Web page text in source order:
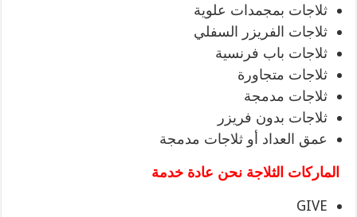
ثلاجات بمجمدات علوية
ثلاجات الفريزر السفلي
ثلاجات باب فرنسية
ثلاجات متجاورة
ثلاجات مدمجة
ثلاجات بدون فريزر
عمق العداد أو ثلاجات مدمجة
الماركات الثلاجة نحن عادة خدمة
GIVE